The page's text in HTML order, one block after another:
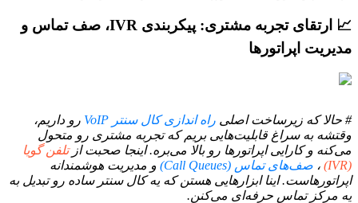
📈 ارتقای تجربه مشتری: پیکربندی IVR، صف تماس و
مدیریت اپراتورها
# حالا که زیرساخت اصلی راه اندازی کال سنتر VoIP
رو داریم،
وقتشه به سراغ قابلیت‌هایی بریم که تجربه مشتری رو متحول
می‌کنه و کارایی اپراتورها رو بالا می‌بره. اینجا صحبت ازتلفن گویا
(IVR)
، صف‌های تماس (Call Queues)
و مدیریت هوشمندانه
اپراتورهاست. اینا ابزارهایی هستن که یه کال سنتر ساده رو تبدیل به
یه مرکز تماس حرفه‌ای می‌کنن.